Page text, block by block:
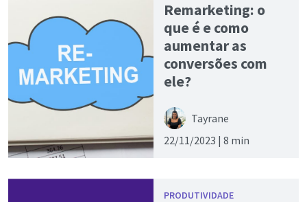
Remarketing: o
que é e como
aumentar as
conversões com
ele?
Tayrane
22/11/2023 | 8 min
PRODUTIVIDADE